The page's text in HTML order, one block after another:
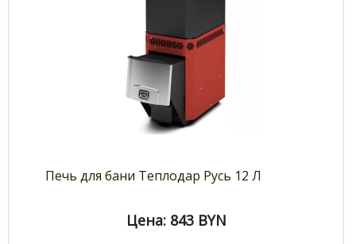
Печь для бани Теплодар Русь 12 Л
Цена: 843 BYN